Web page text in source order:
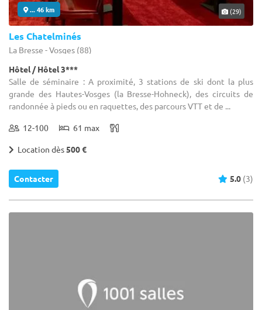
... 46 km (29)
Les Chatelminés
La Bresse - Vosges (88)
Hôtel / Hôtel 3***
Salle de séminaire : A proximité, 3 stations de ski dont la plus
grande des Hautes-Vosges (la Bresse-Hohneck), des circuits de
randonnée à pieds ou en raquettes, des parcours VTT et de ...
12-100 61 max
Location dès500 €
Contacter 5.0 (3)